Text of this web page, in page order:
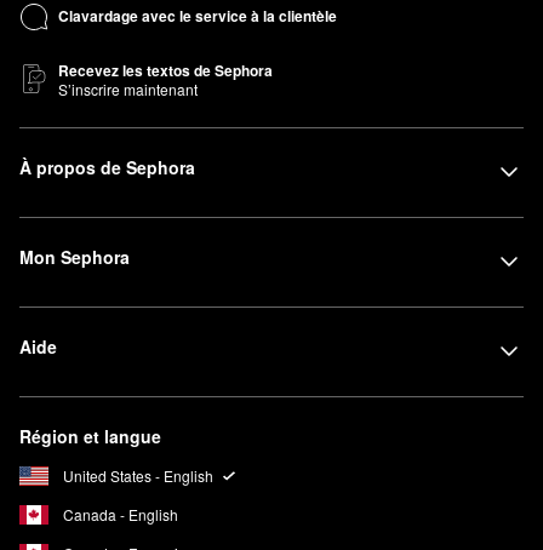
Clavardage avec le service à la clientèle
Recevez les textos de Sephora
S’inscrire maintenant
À propos de Sephora
Mon Sephora
Aide
Région et langue
United States - English
Canada - English